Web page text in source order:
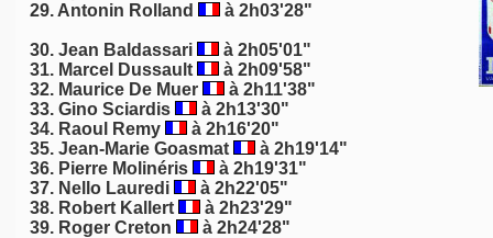
29. Antonin Rolland à 2h03'28"
30. Jean Baldassari
à 2h05'01"
31. Marcel Dussault
à 2h09'58"
32. Maurice De Muer
à 2h11'38"
33. Gino Sciardis
à 2h13'30"
34. Raoul Remy
à 2h16'20"
35. Jean-Marie Goasmat
à 2h19'14"
36. Pierre Molinéris
à 2h19'31"
37. Nello Lauredi
à 2h22'05"
38. Robert Kallert
à 2h23'29"
39. Roger Creton
à 2h24'28"